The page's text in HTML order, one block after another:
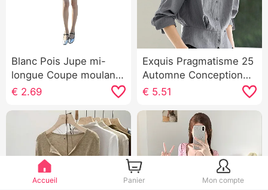
Blanc Pois Jupe mi-
longue Coupe moulante
Mini-jupe Femme Un
mot 2026 Nouveau Été
miu Série Porter Match
Début du printemps
Magnifique Ensemble
€ 2.69
Exquis Pragmatisme 25
Automne Conception
Sens Cintré
Amincissant Polyvalent
À la mode Col rabattu
Commute Chemise
€ 5.51
Accueil Panier Mon compte